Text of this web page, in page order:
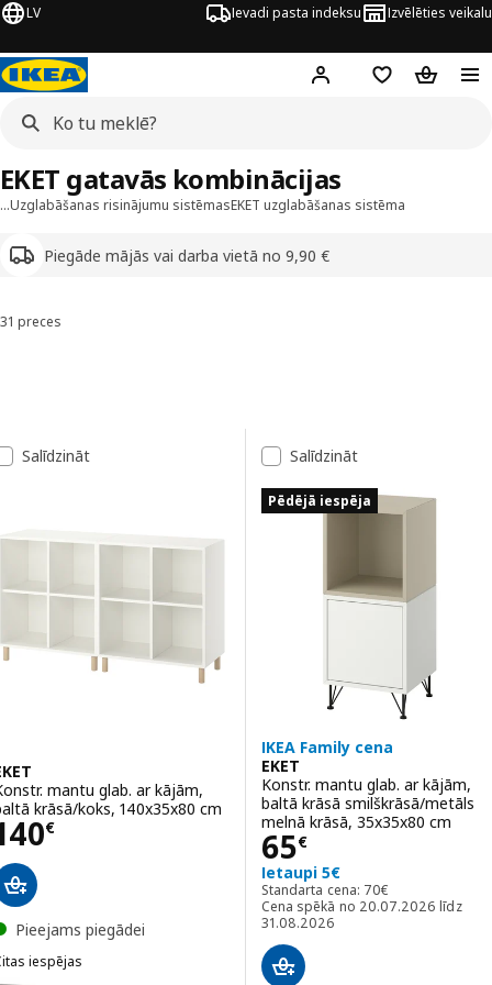
LV Ievadi pasta indeksu Izvēlēties veikalu
Hej! Pierakstīties
PirkumuPirkumu
…Uzglabāšanas risinājumu sistēmasEKET uzglabāšanas sistēma
Piegāde mājās vai darba vietā no 9,90 €
EKET gatavās kombinācijas
Kārtot un filtrēt
31 preces
Rezultātu saraksts
Salīdzināt
mantu glab. ar kājām,
krāsā/koks, 140x35x80 cm
€ 140€
Pieejams piegādei
iespējas
Salīdzināt
Pēdējā iespēja
IKEA Family cena
EKET
Konstr. mantu glab. ar kājām,
baltā krāsā smilškrāsā/metāls
melnā krāsā, 35x35x80 cm
65€
Cena 65€
Ietaupi 5€
Standarta cena: 70€
Standarta cena: 70€
Cena spēkā no 20.07.2026 līdz
31.08.2026